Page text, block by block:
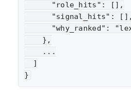
      "role_hits": [],
      "signal_hits": [],
"why_ranked":
    },
    ...
  ]